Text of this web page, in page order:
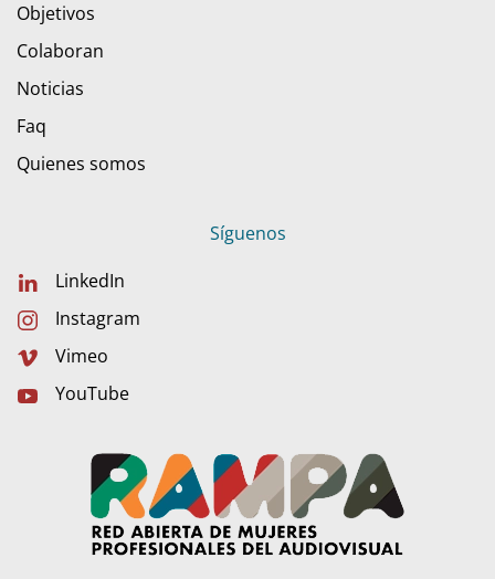
Objetivos
Colaboran
Noticias
Faq
Quienes somos
Síguenos
LinkedIn
Instagram
Vimeo
YouTube